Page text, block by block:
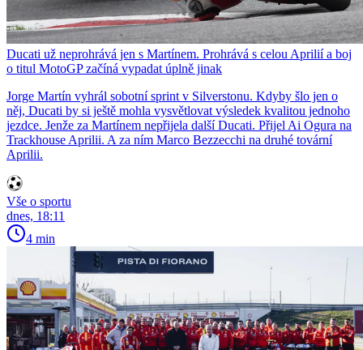
Ducati už neprohrává jen s Martínem. Prohrává s celou Aprilií a boj
o titul MotoGP začíná vypadat úplně jinak
Jorge Martín vyhrál sobotní sprint v Silverstonu. Kdyby šlo jen o
něj, Ducati by si ještě mohla vysvětlovat výsledek kvalitou jednoho
jezdce. Jenže za Martínem nepřijela další Ducati. Přijel Ai Ogura na
Trackhouse Aprilii. A za ním Marco Bezzecchi na druhé tovární
Aprilii.
Vše o sportu
dnes, 18:11
4 min